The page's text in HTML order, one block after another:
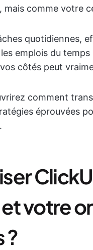
comme votre
quotidiennes,
emplois du
côtés peut
comment
éprouvées
votre
?